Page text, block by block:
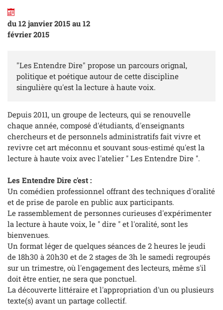
du 12 janvier 2015 au 12
février 2015
"Les Entendre Dire" propose un parcours orignal,
politique et poétique autour de cette discipline
singulière qu'est la lecture à haute voix.
Depuis 2011, un groupe de lecteurs, qui se renouvelle
chaque année, composé d'étudiants, d'enseignants
chercheurs et de personnels administratifs fait vivre et
revivre cet art méconnu et souvant sous-estimé qu'est la
lecture à haute voix avec l'atelier '' Les Entendre Dire ''.
Les Entendre Dire c'est :
Un comédien professionnel offrant des techniques d'oralité
et de prise de parole en public aux participants.
Le rassemblement de personnes curieuses d'expérimenter
la lecture à haute voix, le '' dire '' et l'oralité, sont les
bienvenues.
Un format léger de quelques séances de 2 heures le jeudi
de 18h30 à 20h30 et de 2 stages de 3h le samedi regroupés
sur un trimestre, où l'engagement des lecteurs, même s'il
doit être entier, ne sera que ponctuel.
La découverte littéraire et l'appropriation d'un ou plusieurs
texte(s) avant un partage collectif.